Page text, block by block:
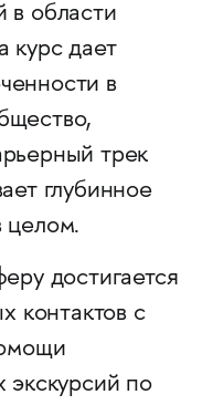
в области
курс дает
в
трек
глубинное
целом.
достигается
контактов с
экскурсий по